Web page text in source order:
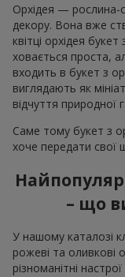
Орхідея — рослина-
декору. Вона вже
квітці орхідея
ховається проста,
входить в букет з
виглядають як
відчуття природної
Саме тому букет з
хоче передати свої
– що
У нашому каталозі
рожеві та оливкові
різноманітні